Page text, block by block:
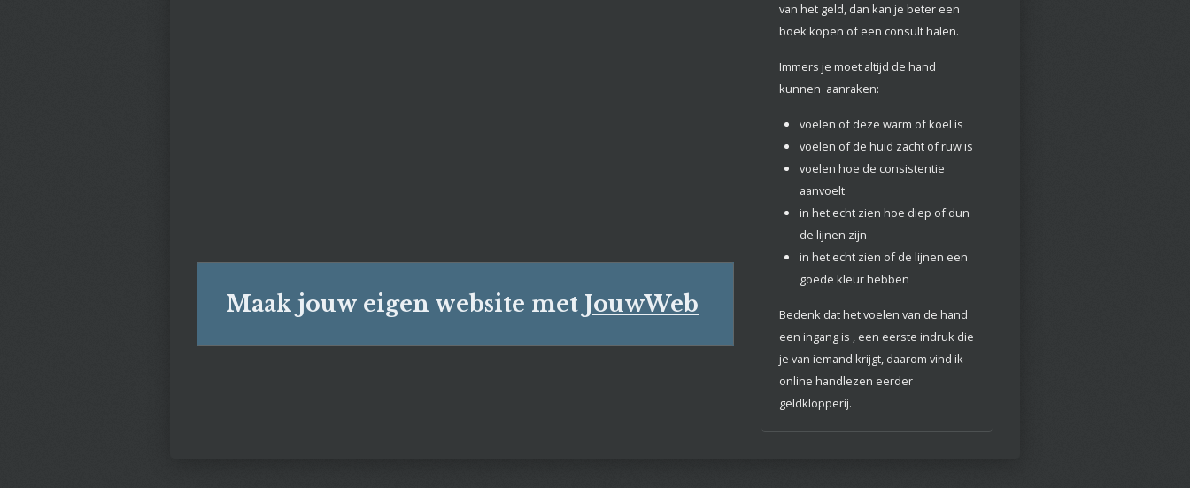
Maak jouw eigen website met JouwWeb
van het geld, dan kan je beter een
boek kopen of een consult halen.
Immers je moet altijd de hand
kunnen aanraken:
voelen of deze warm of koel is
voelen of de huid zacht of ruw is
voelen hoe de consistentie
aanvoelt
in het echt zien hoe diep of dun
de lijnen zijn
in het echt zien of de lijnen een
goede kleur hebben
Bedenk dat het voelen van de hand
een ingang is , een eerste indruk die
je van iemand krijgt, daarom vind ik
online handlezen eerder
geldklopperij.